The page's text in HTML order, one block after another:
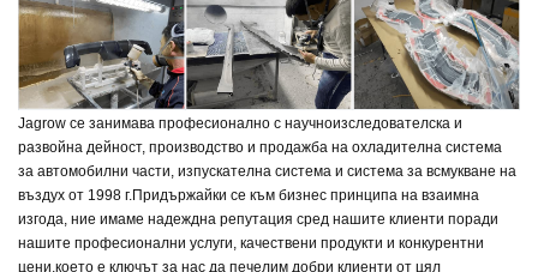
Jagrow се занимава професионално с научноизследователска и
развойна дейност, производство и продажба на охладителна система
за автомобилни части, изпускателна система и система за всмукване на
въздух от 1998 г. Придържайки се към бизнес принципа на взаимна
изгода, ние имаме надеждна репутация сред нашите клиенти поради
нашите професионални услуги, качествени продукти и конкурентни
цени, което е ключът за нас да печелим добри клиенти от цял